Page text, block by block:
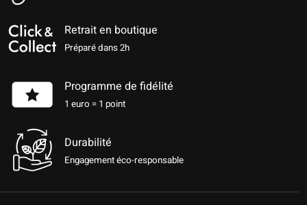
Retrait en boutique
Préparé dans 2h
Programme de fidélité
1 euro = 1 point
Durabilité
Engagement éco-responsable